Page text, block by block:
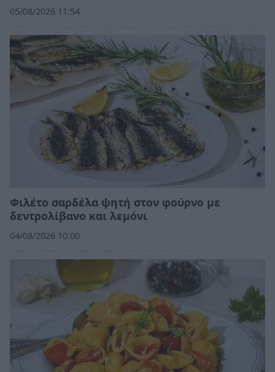
05/08/2026 11:54
Φιλέτο σαρδέλα ψητή στον φούρνο με
δεντρολίβανο και λεμόνι
04/08/2026 10:00